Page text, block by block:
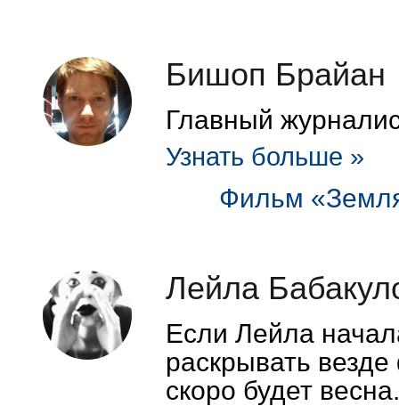
Бишоп Брайан
Главный
Узнать больше »
Фильм
Лейла
Если Лейла
раскрывать
скоро будет весна.